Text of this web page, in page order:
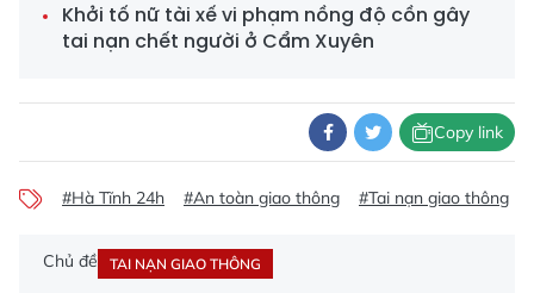
Khởi tố nữ tài xế vi phạm nồng độ cồn gây
tai nạn chết người ở Cẩm Xuyên
Copy link
#Hà Tĩnh 24h #An toàn giao thông #Tai nạn giao thông
Chủ đề TAI NẠN GIAO THÔNG